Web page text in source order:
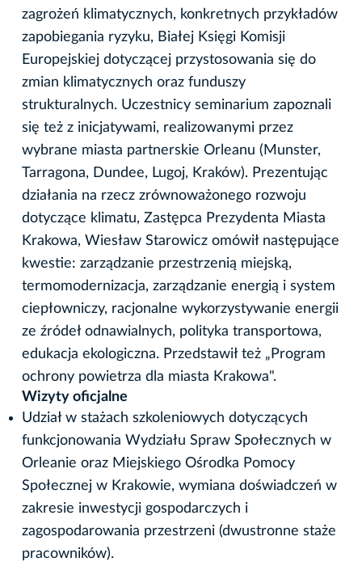
zagrożeń klimatycznych, konkretnych przykładów
zapobiegania ryzyku, Białej Księgi Komisji
Europejskiej dotyczącej przystosowania się do
zmian klimatycznych oraz funduszy
strukturalnych. Uczestnicy seminarium zapoznali
się też z inicjatywami, realizowanymi przez
wybrane miasta partnerskie Orleanu (Munster,
Tarragona, Dundee, Lugoj, Kraków). Prezentując
działania na rzecz zrównoważonego rozwoju
dotyczące klimatu, Zastępca Prezydenta Miasta
Krakowa, Wiesław Starowicz omówił następujące
kwestie: zarządzanie przestrzenią miejską,
termomodernizacja, zarządzanie energią i system
ciepłowniczy, racjonalne wykorzystywanie energii
ze źródeł odnawialnych, polityka transportowa,
edukacja ekologiczna. Przedstawił też „Program
ochrony powietrza dla miasta Krakowa".
Wizyty oficjalne
Udział w stażach szkoleniowych dotyczących
funkcjonowania Wydziału Spraw Społecznych w
Orleanie oraz Miejskiego Ośrodka Pomocy
Społecznej w Krakowie, wymiana doświadczeń w
zakresie inwestycji gospodarczych i
zagospodarowania przestrzeni (dwustronne staże
pracowników).